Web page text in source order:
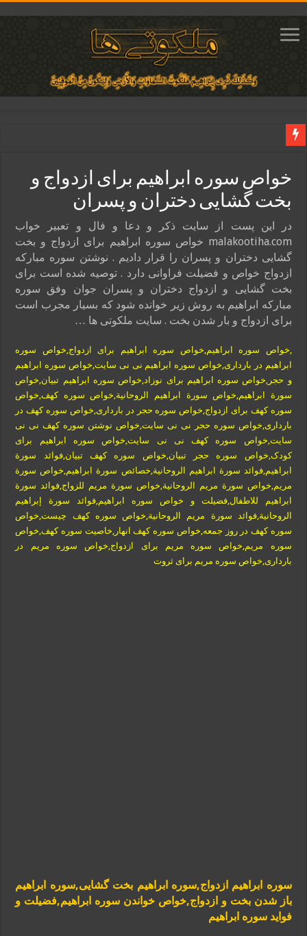
ختم آیات ۲ و ۳ سوره طلاق برای افزایش رزق و روزی | روش ختم، متن آیات و فضیلت
آیات قرآنی برای استجابت دعا و آسان شدن کارها و برآورده شدن حاجت
قویترین ذکر استجابت دعا و حاجت روایی | ذکر اسماء الحسنی برآورده شدن حاجت
دعای افزایش رزق و روزی و ثروتمند شدن | متن دعا و اذکار مجرب
خواص سوره ابراهیم برای ازدواج و
بخت گشایی دختران و پسران
در این پست از سایت ذکر و دعا و فال و تعبیر خواب
malakootiha.com خواص سوره ابراهیم برای ازدواج و بخت
گشایی دختران و پسران را قرار دادیم . نوشتن سوره مبارکه
ازدواج خواص و فضیلت فراوانی دارد . توصیه شده است برای
بخت گشایی و ازدواج دختران و پسران جوان وفق سوره
مبارکه ابراهیم به روش زیر خوانده شود که بسیار مجرب است
برای ازدواج و بار شدن بخت . سایت ملکوتی ها …
,خواص سوره ابراهیم,خواص سوره ابراهیم برای ازدواج,خواص سوره
ابراهیم در بارداری,خواص سوره ابراهیم نی نی سایت,خواص سوره ابراهیم
و حجر,خواص سوره ابراهیم برای نوزاد,خواص سوره ابراهیم تبیان,خواص
سورة ابراهيم,خواص سورة ابراهيم الروحانية,خواص سوره کهف,خواص
سوره کهف برای ازدواج,خواص سوره حجر در بارداری,خواص سوره کهف در
بارداری,خواص سوره حجر نی نی سایت,خواص نوشتن سوره کهف نی نی
سایت,خواص سوره کهف نی نی سایت,خواص سوره ابراهیم برای
کودک,خواص سوره حجر تبیان,خواص سوره کهف تبیان,فوائد سورة
ابراهيم,فوائد سورة ابراهيم الروحانية,خصائص سورة ابراهيم,خواص سورة
مريم,خواص سورة مريم الروحانية,خواص سورة مريم للزواج,فوائد سورة
ابراهيم للاطفال,فضيلت و خواص سوره ابراهيم,فوائد سورة إبراهيم
الروحانية,فوائد سورة مريم الروحانية,خواص سوره کهف چیست,خواص
سوره کهف در روز جمعه,خواص سوره کهف انهار,خاصیت سوره کهف,خواص
سوره مریم,خواص سوره مریم برای ازدواج,خواص سوره مریم در
بارداری,خواص سوره مریم برای ثروت
سوره ابراهیم ازدواج,سوره ابراهیم بخت گشایی,سوره ابراهیم
باز شدن بخت و ازدواج,خواص خواندن سوره ابراهیم,فضیلت و
فواید سوره ابراهیم